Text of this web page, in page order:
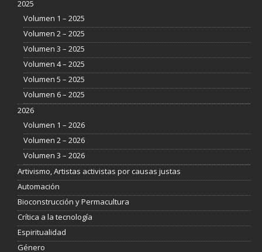
2025
Volumen 1 – 2025
Volumen 2 – 2025
Volumen 3 – 2025
Volumen 4 – 2025
Volumen 5 – 2025
Volumen 6 – 2025
2026
Volumen 1 – 2026
Volumen 2 – 2026
Volumen 3 – 2026
Artivismo, Artistas activistas por causas justas
Automación
Bioconstrucción y Permacultura
Crítica a la tecnología
Espiritualidad
Género